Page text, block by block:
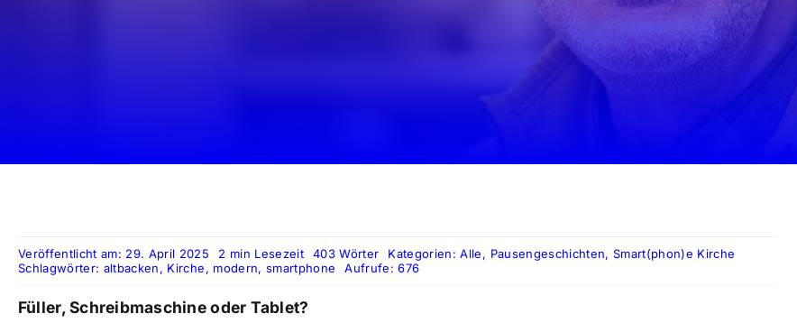
Veröffentlicht am: 29. April 2025 2 min Lesezeit 403 Wörter Kategorien:Alle, Pausengeschichten, Smart(phon)e Kirche
Schlagwörter: altbacken, Kirche, modern, smartphone Aufrufe: 676
Füller, Schreibmaschine oder Tablet?